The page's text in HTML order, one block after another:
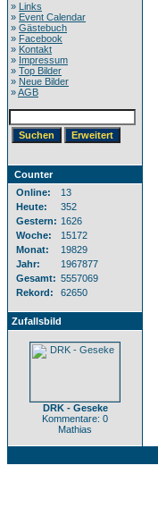
» Links
» Event Calendar
» Gästebuch
» Facebook
» Kontakt
» Impressum
» Top Bilder
» Neue Bilder
»AGB
Counter
Online:
13
Heute:
352
Gestern: 1626
Woche:
15172
Monat:
19829
Jahr:
1967877
Gesamt: 5557069
Rekord:
62650
Zufallsbild
DRK - Geseke
Kommentare: 0
Mathias